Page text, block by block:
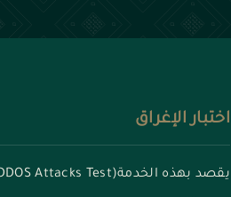
اختبار الإغراق